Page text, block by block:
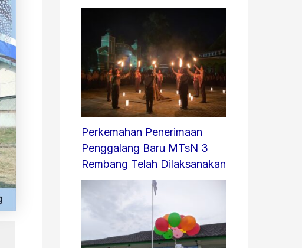
Perkemahan Penerimaan
Penggalang Baru MTsN 3
Rembang Telah Dilaksanakan